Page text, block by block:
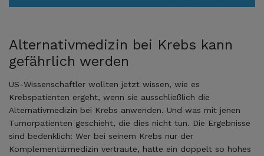
Alternativmedizin bei Krebs kann
gefährlich werden
US-Wissenschaftler wollten jetzt wissen, wie es
Krebspatienten ergeht, wenn sie ausschließlich die
Alternativmedizin bei Krebs anwenden. Und was mit jenen
Tumorpatienten geschieht, die dies nicht tun. Die Ergebnisse
sind bedenklich: Wer bei seinem Krebs nur der
Komplementärmedizin vertraute, hatte ein doppelt so hohes